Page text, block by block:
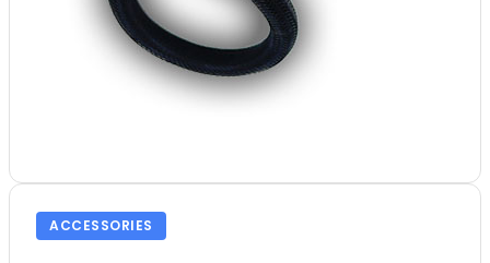
ACCESSORIES